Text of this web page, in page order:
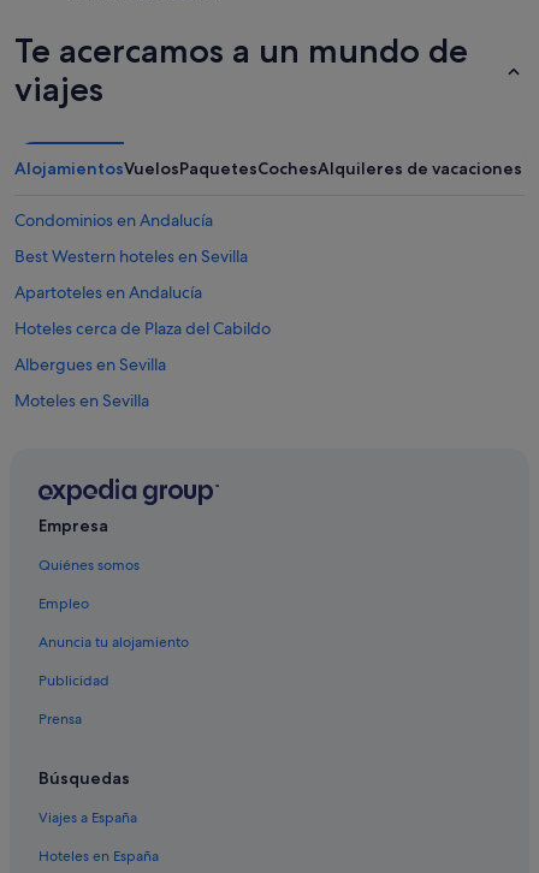
Te acercamos a un mundo de
viajes
AlojamientosVuelosPaquetesCochesAlquileres de vacaciones
Condominios en Andalucía
Best Western hoteles en Sevilla
Apartoteles en Andalucía
Hoteles cerca de Plaza del Cabildo
Albergues en Sevilla
Moteles en Sevilla
Provincia de Sevilla hoteles
Riu Hotels en Sevilla
Hoteles de 3 estrellas en Santa Cruz
Hoteles con todo incluido en Sevilla
Hoteles con bodega en Santa Cruz
Hoteles de aventura en Sevilla
Empresa
Quiénes somos
Empleo
Anuncia tu alojamiento
Publicidad
Prensa
Búsquedas
Viajes a España
Hoteles en España